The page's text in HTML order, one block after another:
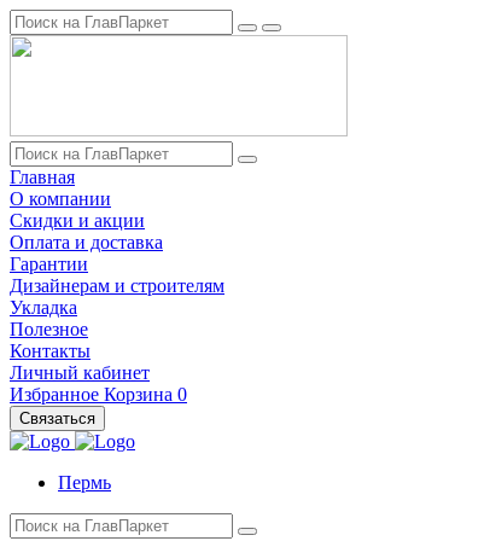
Главная
О компании
Скидки и акции
Оплата и доставка
Гарантии
Дизайнерам и строителям
Укладка
Полезное
Контакты
Личный кабинет
Избранное Корзина 0
Связаться
Пермь